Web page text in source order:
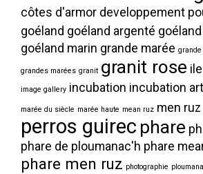
côtes d'armor developpement
goéland goéland argenté
goéland marin grande marée
grandes marées granit granit rose
image gallery incubation incubation
marée du siècle marée haute mean ruz men ruz
perros guirec phare
phare de ploumanac'h phare
phare men ruz photographie